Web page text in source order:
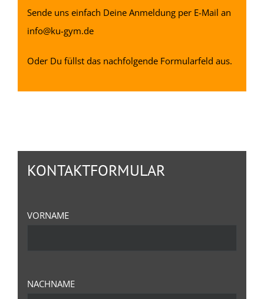
Sende uns einfach Deine Anmeldung per E-Mail an
info@ku-gym.de
Oder Du füllst das nachfolgende Formularfeld aus.
KONTAKTFORMULAR
VORNAME
NACHNAME